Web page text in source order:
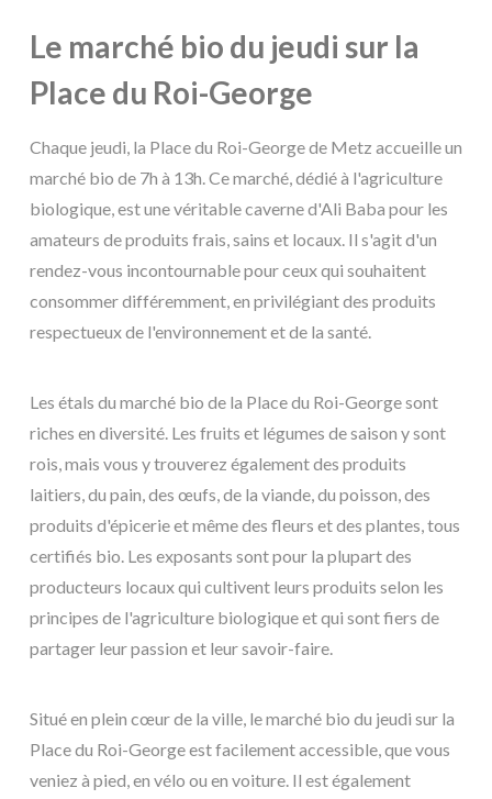
Le marché bio du jeudi sur la
Place du Roi-George
Chaque jeudi, la Place du Roi-George de Metz accueille un
marché bio de 7h à 13h. Ce marché, dédié à l'agriculture
biologique, est une véritable caverne d'Ali Baba pour les
amateurs de produits frais, sains et locaux. Il s'agit d'un
rendez-vous incontournable pour ceux qui souhaitent
consommer différemment, en privilégiant des produits
respectueux de l'environnement et de la santé.
Les étals du marché bio de la Place du Roi-George sont
riches en diversité. Les fruits et légumes de saison y sont
rois, mais vous y trouverez également des produits
laitiers, du pain, des œufs, de la viande, du poisson, des
produits d'épicerie et même des fleurs et des plantes, tous
certifiés bio. Les exposants sont pour la plupart des
producteurs locaux qui cultivent leurs produits selon les
principes de l'agriculture biologique et qui sont fiers de
partager leur passion et leur savoir-faire.
Situé en plein cœur de la ville, le marché bio du jeudi sur la
Place du Roi-George est facilement accessible, que vous
veniez à pied, en vélo ou en voiture. Il est également